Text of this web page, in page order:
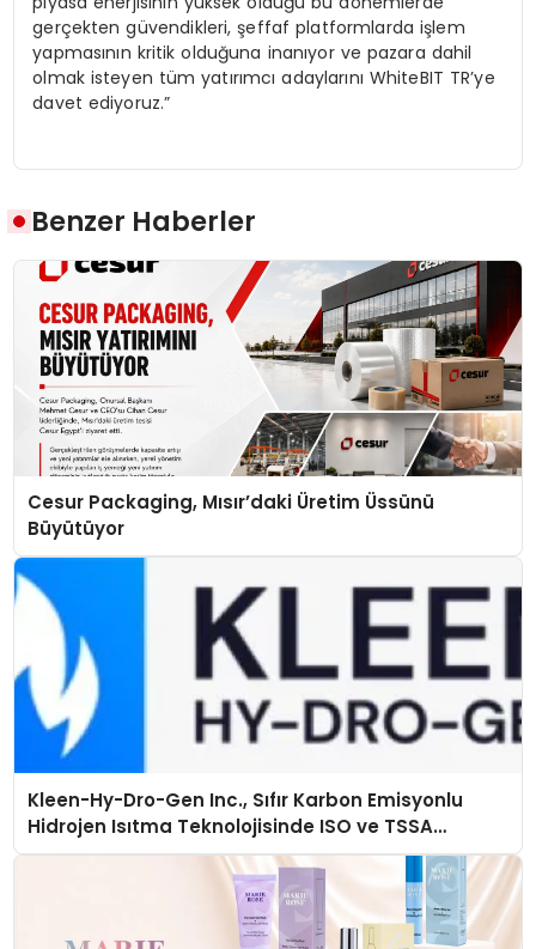
gerçekten güvendikleri, şeffaf platformlarda işlem
yapmasının kritik olduğuna inanıyor ve pazara dahil
olmak isteyen tüm yatırımcı adaylarını WhiteBIT TR’ye
davet ediyoruz.”
Benzer Haberler
Cesur Packaging, Mısır’daki Üretim Üssünü
Büyütüyor
Kleen-Hy-Dro-Gen Inc., Sıfır Karbon Emisyonlu
Hidrojen Isıtma Teknolojisinde ISO ve TSSA
Düzenleyici Onaylarını Aldı